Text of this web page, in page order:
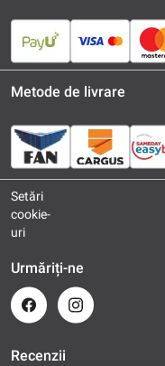
Metode de livrare
Setări
cookie-
uri
Urmăriți-ne
Recenzii